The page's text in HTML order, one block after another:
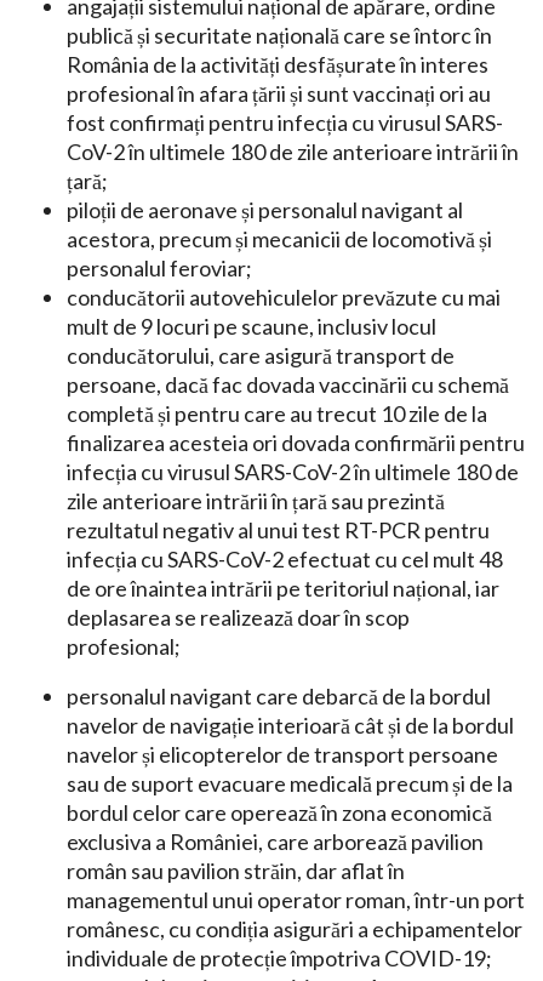
angajații sistemului național de apărare, ordine
publică și securitate națională care se întorc în
România de la activități desfășurate în interes
profesional în afara țării și sunt vaccinați ori au
fost confirmați pentru infecția cu virusul SARS-
CoV-2 în ultimele 180 de zile anterioare intrării în
țară;
piloții de aeronave și personalul navigant al
acestora, precum și mecanicii de locomotivă și
personalul feroviar;
conducătorii autovehiculelor prevăzute cu mai
mult de 9 locuri pe scaune, inclusiv locul
conducătorului, care asigură transport de
persoane, dacă fac dovada vaccinării cu schemă
completă și pentru care au trecut 10 zile de la
finalizarea acesteia ori dovada confirmării pentru
infecția cu virusul SARS-CoV-2 în ultimele 180 de
zile anterioare intrării în țară sau prezintă
rezultatul negativ al unui test RT-PCR pentru
infecția cu SARS-CoV-2 efectuat cu cel mult 48
de ore înaintea intrării pe teritoriul național, iar
deplasarea se realizează doar în scop
profesional;
personalul navigant care debarcă de la bordul
navelor de navigație interioară cât și de la bordul
navelor și elicopterelor de transport persoane
sau de suport evacuare medicală precum și de la
bordul celor care operează în zona economică
exclusiva a României, care arborează pavilion
român sau pavilion străin, dar aflat în
managementul unui operator roman, într-un port
românesc, cu condiția asigurări a echipamentelor
individuale de protecție împotriva COVID-19;